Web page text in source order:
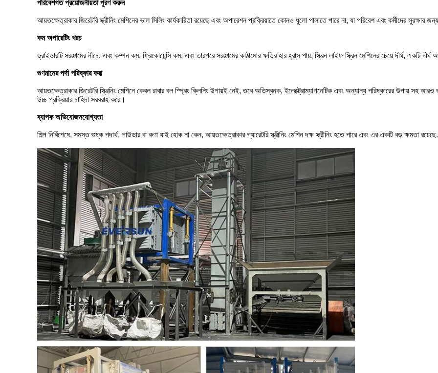
পরিবেশগত প্রয়োজনীয়তা পূরণ করুন
আয়তক্ষেত্রাকার জিরেটরি স্ক্রীনিং মেশিনের ভাল সিলিং কার্যকারিতা রয়েছে এবং অপারেশন প্রক্রিয়াতে কোনও ধুলো পালাতে পারে না, যা পরিবেশ এবং কর্মীদের সুরক্ষার
কম অপারেটিং খরচ
ড্রাইভারটি সরঞ্জামের নীচে, এবং কম্পন কম, ফ্রিকোয়েন্সি কম, এবং তারপরে সরঞ্জামের কাঠামোর ক্ষতির হার হ্রাস পায়, স্ক্রিন লাইফ স্ক্রিন মেশিনের চেয়ে দীর্ঘ, একটি
গুণমানের পর্দা পরিষ্কার করা
আয়তক্ষেত্রাকার জিরেটরি স্ক্রিনিং মেশিনে কেবল রাবার বল স্প্রিং ক্লিনিং উপায়ই নেই, তবে অতিস্বনক, ইলেক্ট্রোম্যাগনেটিক এবং অন্যান্য পরিষ্কারের উপায় সহ
উচ্চ প্রক্রিয়ার চাহিদা সরবরাহ করে।
ব্যাপক অভিযোজনযোগ্যতা
শিল্প নির্বিশেষে, সমস্ত শুষ্ক পদার্থ, পাউডার বা কণা যাই হোক না কেন, আয়তক্ষেত্রাকার গ্যারেটরি স্ক্রীনিং মেশিন দক্ষ স্ক্রীনিং হতে পারে এবং এর একটি বড় ক্ষমতা রয়েছে.